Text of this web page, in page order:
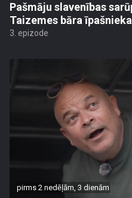
Pašmāju slavenības
Taizemes bāra
3. epizode
pirms 2 nedēļām, 3 dienām